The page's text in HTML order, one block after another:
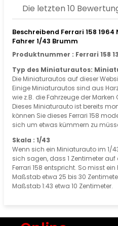
Die letzten 10
Beschreibend Ferrari 158 1964
Fahrer 1/43 Brumm
Produktnummer : Ferrari 158
Typ des Miniaturautos:
Die Miniaturautos auf dieser
Einige Miniaturautos sind aus
wie z.B. die Fahrzeuge der Marken
Dieses Miniaturauto ist bereits
können Sie dieses Ferrari 158
sich um etwas kümmern zu
Skala : 1/43
Wenn sich ein Miniaturauto im 1/
sich sagen, dass 1 Zentimeter
Ferrari 158 entspricht. So misst
Maßstab etwa 25 bis 30
Maßstab 1:43 etwa 10 Zentimeter.